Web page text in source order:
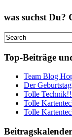
was suchst
Top-Beiträge
Team Blog
Der
Tolle
Tolle
Tolle
Beitragskalender